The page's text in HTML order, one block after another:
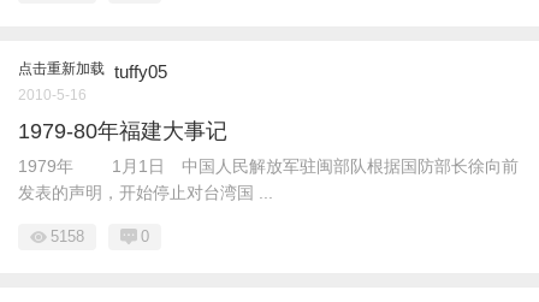
点击重新加载 tuffy05
2010-5-16
1979-80年福建大事记
1979年 1月1日 中国人民解放军驻闽部队根据国防部长徐向前
发表的声明，开始停止对台湾国 ...
5158 0